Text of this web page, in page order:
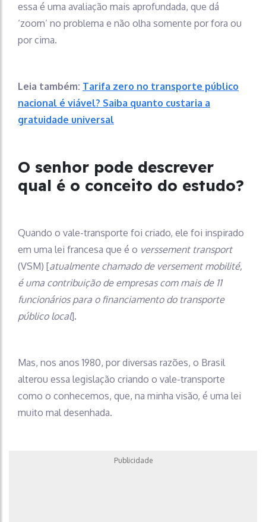
essa é uma avaliação mais aprofundada, que dá
‘zoom’ no problema e não olha somente por fora ou
por cima.
Leia também: Tarifa zero no transporte público
nacional é viável? Saiba quanto custaria a
gratuidade universal
O senhor pode descrever
qual é o conceito do estudo?
Quando o vale-transporte foi criado, ele foi inspirado
em uma lei francesa que é o verssement transport
(VSM) [atualmente chamado de versement mobilité,
é uma contribuição de empresas com mais de 11
funcionários para o financiamento do transporte
público local].
Mas, nos anos 1980, por diversas razões, o Brasil
alterou essa legislação criando o vale-transporte
como o conhecemos, que, na minha visão, é uma lei
muito mal desenhada.
Publicidade